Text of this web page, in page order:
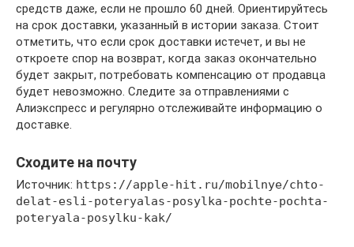
средств даже, если не прошло 60 дней. Ориентируйтесь
на срок доставки, указанный в истории заказа. Стоит
отметить, что если срок доставки истечет, и вы не
откроете спор на возврат, когда заказ окончательно
будет закрыт, потребовать компенсацию от продавца
будет невозможно. Следите за отправлениями с
Алиэкспресс и регулярно отслеживайте информацию о
доставке.
Сходите на почту
Источник: https://apple-hit.ru/mobilnye/chto-
delat-esli-poteryalas-posylka-pochte-pochta-
poteryala-posylku-kak/